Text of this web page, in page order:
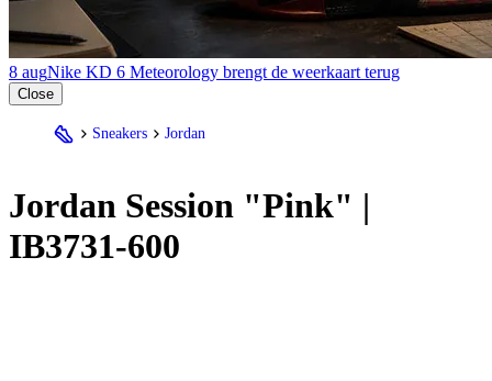
8 augNike KD 6 Meteorology brengt de weerkaart terug
Close
Sneakers Jordan
Jordan Session "Pink" |
IB3731-600